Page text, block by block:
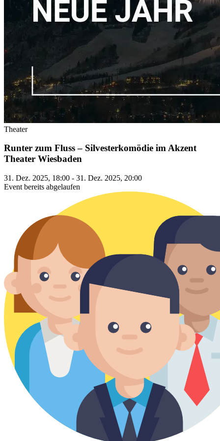
Theater
Runter zum Fluss – Silvesterkomödie im Akzent
Theater Wiesbaden
31. Dez. 2025, 18:00 - 31. Dez. 2025, 20:00
Event bereits abgelaufen